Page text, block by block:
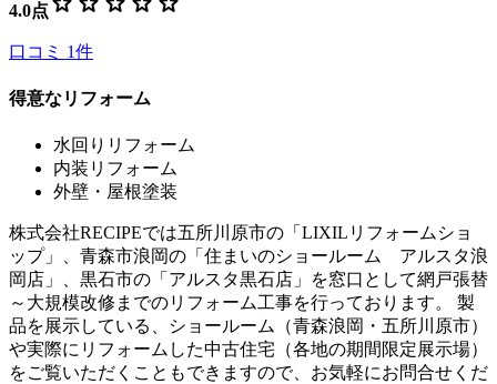
4.0点
口コミ 1件
得意なリフォーム
水回りリフォーム
内装リフォーム
外壁・屋根塗装
株式会社RECIPEでは五所川原市の「LIXILリフォームショ
ップ」、青森市浪岡の「住まいのショールーム アルスタ浪
岡店」、黒石市の「アルスタ黒石店」を窓口として網戸張替
～大規模改修までのリフォーム工事を行っております。 製
品を展示している、ショールーム（青森浪岡・五所川原市）
や実際にリフォームした中古住宅（各地の期間限定展示場）
をご覧いただくこともできますので、お気軽にお問合せくだ